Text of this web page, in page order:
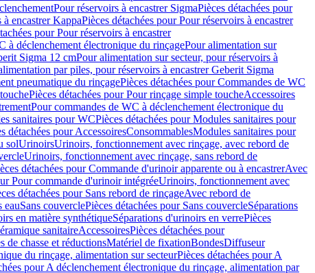
Pour réservoirs à encastrer SigmaPièces détachées pour
encastrer KappaPièces détachées pour Pour réservoirs à encastrer
pour Pour réservoirs à encastrer
à déclenchement électronique du rinçagePour alimentation sur
Sigma 12 cmPour alimentation sur secteur, pour réservoirs à
par piles, pour réservoirs à encastrer Geberit Sigma
pneumatique du rinçagePièces détachées pour Commandes de WC
Pièces détachées pour Pour rinçage simple toucheAccessoires
Pour commandes de WC à déclenchement électronique du
sanitaires pour WCPièces détachées pour Modules sanitaires pour
détachées pour AccessoiresConsommablesModules sanitaires pour
solUrinoirsUrinoirs, fonctionnement avec rinçage, avec rebord de
Urinoirs, fonctionnement avec rinçage, sans rebord de
détachées pour Commande d'urinoir apparente ou à encastrerAvec
Pour commande d'urinoir intégréeUrinoirs, fonctionnement avec
détachées pour Sans rebord de rinçageAvec rebord de
eauSans couverclePièces détachées pour Sans couvercleSéparations
en matière synthétiqueSéparations d'urinoirs en verrePièces
sanitaireAccessoiresPièces détachées pour
de chasse et réductionsMatériel de fixationBondesDiffuseur
du rinçage, alimentation sur secteurPièces détachées pour A
pour A déclenchement électronique du rinçage, alimentation par